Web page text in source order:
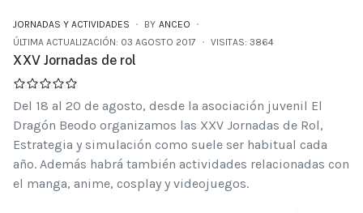
JORNADAS Y ACTIVIDADES BY ANCEO
ÚLTIMA ACTUALIZACIÓN: 03 AGOSTO 2017
VISITAS: 3864
XXV Jornadas de rol
Del 18 al 20 de agosto, desde la asociación juvenil El
Dragón Beodo organizamos las XXV Jornadas de Rol,
Estrategia y simulación como suele ser habitual cada
año. Además habrá también actividades relacionadas con
el manga, anime, cosplay y videojuegos.